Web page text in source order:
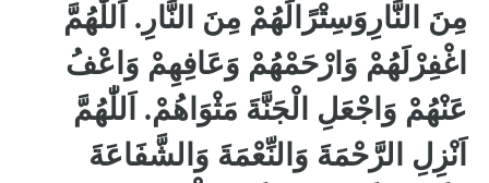
مِنَ النَّارِوَسِتْرًالَهُمْ مِنَ النَّارِ. اَللّٰهُمَّ
اغْفِرْلَهُمْ وَارْحَمْهُمْ وَعَافِهِمْ وَاعْفُ
عَنْهُمْ وَاجْعَلِ الْجَنَّةَ مَثْوَاهُمْ. اَللّٰهُمَّ
اَنْزِلِ الرَّحْمَةَ وَالنِّعْمَةَ وَالشَّفَاعَةَ